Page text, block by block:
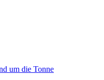
um die Tonne